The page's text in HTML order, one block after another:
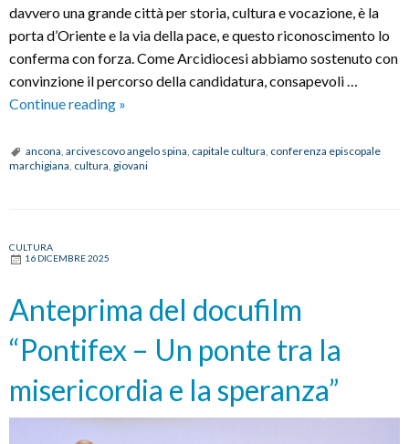
davvero una grande città per storia, cultura e vocazione, è la
porta d’Oriente e la via della pace, e questo riconoscimento lo
conferma con forza. Come Arcidiocesi abbiamo sostenuto con
convinzione il percorso della candidatura, consapevoli …
Continue reading Ancona
della
Cultura,
un
condiviso,
segno
di
speranza»
»
ancona, arcivescovo angelo spina, capitale cultura, conferenza episcopale
marchigiana, cultura, giovani
CULTURA
16 DICEMBRE 2025
Anteprima del docufilm
“Pontifex – Un ponte tra la
misericordia e la speranza”